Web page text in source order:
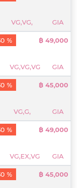
VG,VG, GIA
VG,VG,VG GIA
% ฿ 49,000
VG,G, GIA
% ฿ 45,000
VG,EX,VG GIA
% ฿ 49,000
% ฿ 45,000